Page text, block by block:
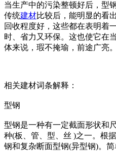
当生产中的污染整顿好后，型
传统建材比较后，能明显的看
回收程度好，这些都在表明着
时、省力又环保。这也使它在
体来说，瑕不掩瑜，前途广亮。
相关建材词条解释：
型钢
型钢是一种有一定截面形状和
种(板、管、型、丝 )之一。根
钢和复杂断面型钢(异型钢)。